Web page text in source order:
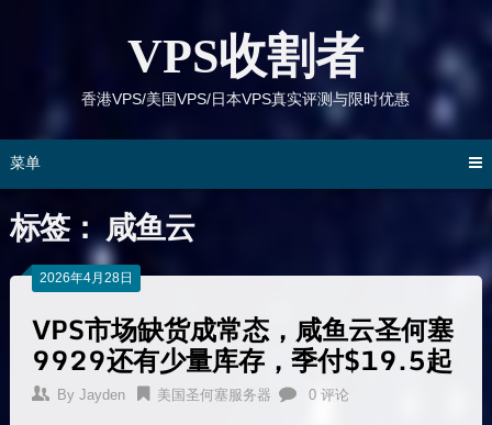
VPS收割者
香港VPS/美国VPS/日本VPS真实评测与限时优惠
菜单
标签：咸鱼云
2026年4月28日
VPS市场缺货成常态，咸鱼云圣何塞
9929还有少量库存，季付$19.5起
By Jayden 美国圣何塞服务器 0 评论